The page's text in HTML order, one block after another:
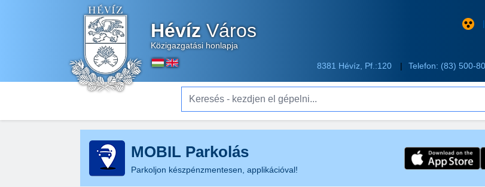
HévízVáros
Közigazgatási honlapja
8381 Hévíz, Pf.:120
Telefon: (83) 500-
Keresés - kezdjen el gépelni...
MOBIL Parkolás
Parkoljon készpénzmentesen, applikációval!